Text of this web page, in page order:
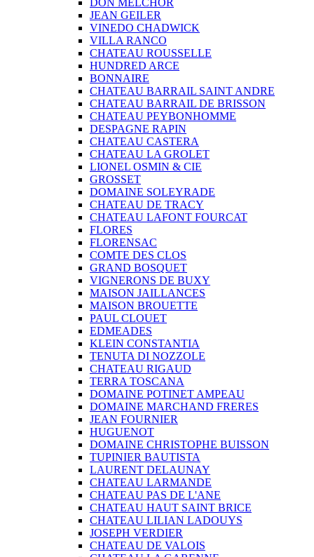
DON MELCHOR
JEAN GEILER
VINEDO CHADWICK
VILLA RANCO
CHATEAU ROUSSELLE
HUNDRED ARCE
BONNAIRE
CHATEAU BARRAIL SAINT ANDRE
CHATEAU BARRAIL DE BRISSON
CHATEAU PEYBONHOMME
DESPAGNE RAPIN
CHATEAU CASTERA
CHATEAU LA GROLET
LIONEL OSMIN & CIE
GROSSET
DOMAINE SOLEYRADE
CHATEAU DE TRACY
CHATEAU LAFONT FOURCAT
FLORES
FLORENSAC
COMTE DES CLOS
GRAND BOSQUET
VIGNERONS DE BUXY
MAISON JAILLANCES
MAISON BROUETTE
PAUL CLOUET
EDMEADES
KLEIN CONSTANTIA
TENUTA DI NOZZOLE
CHATEAU RIGAUD
TERRA TOSCANA
DOMAINE POTINET AMPEAU
DOMAINE MARCHAND FRERES
JEAN FOURNIER
HUGUENOT
DOMAINE CHRISTOPHE BUISSON
TUPINIER BAUTISTA
LAURENT DELAUNAY
CHATEAU LARMANDE
CHATEAU PAS DE L'ANE
CHATEAU HAUT SAINT BRICE
CHATEAU LILIAN LADOUYS
JOSEPH VERDIER
CHATEAU DE VALOIS